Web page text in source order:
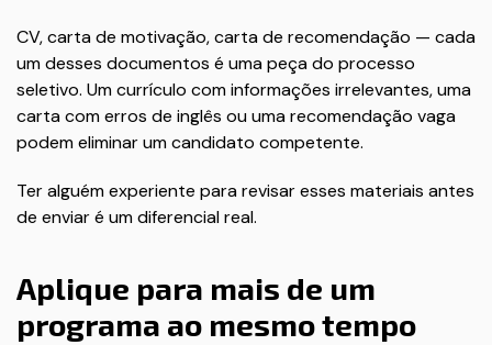
CV, carta de motivação, carta de recomendação — cada
um desses documentos é uma peça do processo
seletivo. Um currículo com informações irrelevantes, uma
carta com erros de inglês ou uma recomendação vaga
podem eliminar um candidato competente.
Ter alguém experiente para revisar esses materiais antes
de enviar é um diferencial real.
Aplique para mais de um
programa ao mesmo tempo